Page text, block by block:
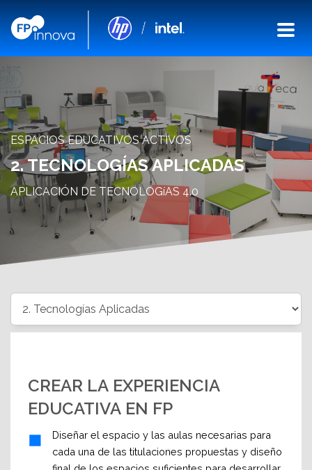
ESPACIOS EDUCATIVOS ACTIVOS
2. TECNOLOGÍAS APLICADAS
APLICACIÓN DE TECNOLOGíAS 4.0
CREAR LA EXPERIENCIA
EDUCATIVA EN FP
Diseñar el espacio y las aulas necesarias para
cada una de las titulaciones propuestas y diseño